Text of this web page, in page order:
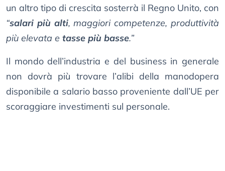
un altro tipo di crescita sosterrà il Regno Unito, con
“salari più alti, maggiori competenze, produttività
più elevata e tasse più basse.”
Il mondo dell’industria e del business in generale
non dovrà più trovare l’alibi della manodopera
disponibile a salario basso proveniente dall’UE per
scoraggiare investimenti sul personale.